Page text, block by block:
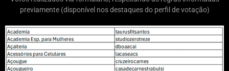
previamente (disponível nos destaques do perfil de votação)